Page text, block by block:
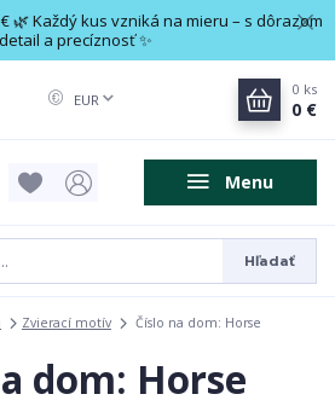
🌿 Každý kus vzniká na mieru – s dôrazom
a precíznosť ✨
Menu
EUR
Hľadať
0 ks
0 €
Zvierací motív Číslo na dom: Horse
dom: Horse